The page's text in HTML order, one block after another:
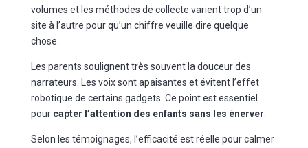
volumes et les méthodes de collecte varient trop d’un
site à l’autre pour qu’un chiffre veuille dire quelque
chose.
Les parents soulignent très souvent la douceur des
narrateurs. Les voix sont apaisantes et évitent l’effet
robotique de certains gadgets. Ce point est essentiel
pour capter l’attention des enfants sans les énerver
Selon les témoignages, l’efficacité est réelle pour calmer